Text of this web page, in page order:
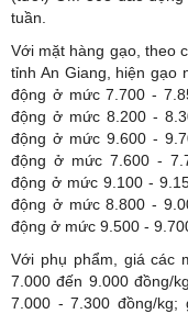
tuần.
Với mặt hàng gạo, theo
tỉnh An Giang, hiện gạo
động ở mức 7.700 -
động ở mức 8.200 -
động ở mức 9.600 -
động ở mức 7.600 -
động ở mức 9.100 -
động ở mức 8.800 -
động ở mức 9.500 -
Với phụ phẩm, giá các
7.000 đến 9.000 đồng/
7.000 - 7.300 đồng/